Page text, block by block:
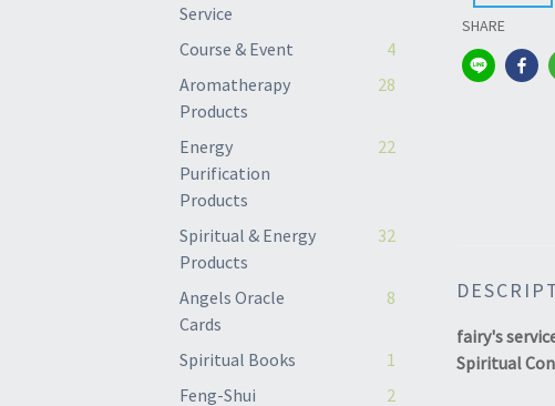
Service
Course & Event
4
Aromatherapy
Products
28
Energy
Purification
Products
22
Spiritual & Energy
Products
32
Angels Oracle
Cards
8
Spiritual Books
1
Feng-Shui
2
SHARE
fairy's
Spiritual